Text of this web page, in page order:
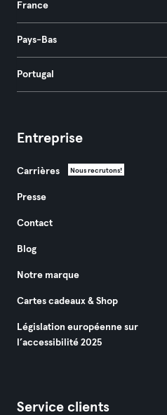
France
Pays-Bas
Portugal
Entreprise
Carrières Nous recrutons!
Presse
Contact
Blog
Notre marque
Cartes cadeaux & Shop
Législation européenne sur
l’accessibilité 2025
Service clients